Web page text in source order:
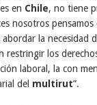
en Chile, no tiene
nosotros pensamos
la necesidad
restringir los
laboral, la con
del multirut”.